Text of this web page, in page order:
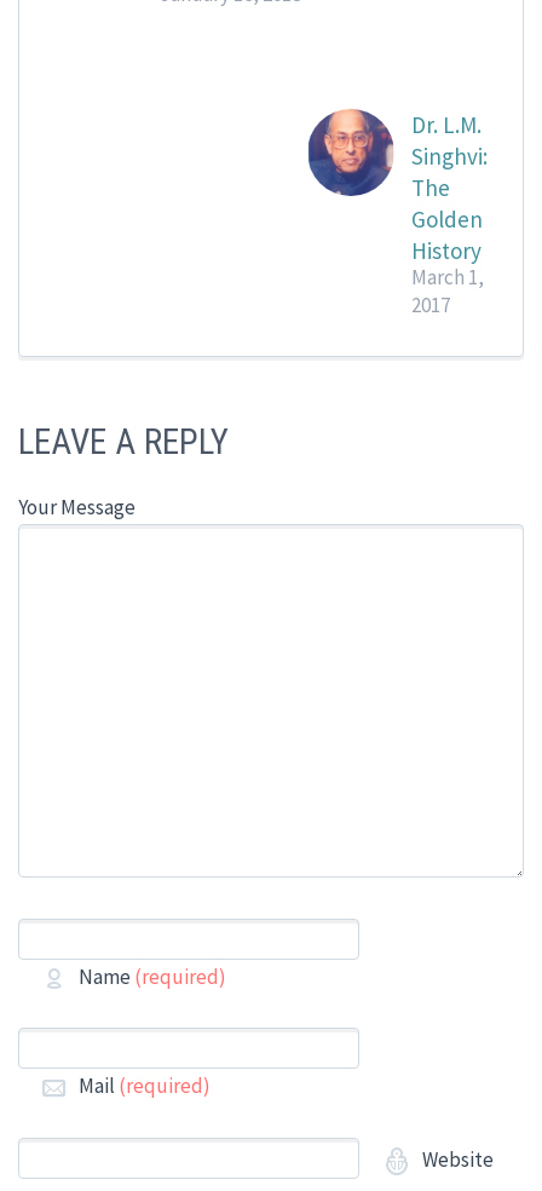
Dr. L.M.
Singhvi:
The
Golden
History
March 1,
2017
LEAVE A REPLY
Your Message
Name (required)
Mail (required)
Website